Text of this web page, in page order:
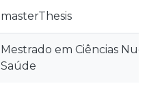
masterThesis
Mestrado em Ciências
Saúde